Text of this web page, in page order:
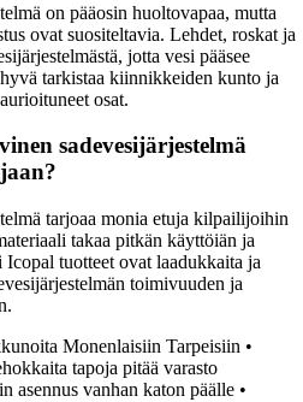
on pääosin huoltovapaa, mutta
ovat suositeltavia. Lehdet, roskat ja
jotta vesi pääsee
tarkistaa kiinnikkeiden kunto ja
osat.
sadevesijärjestelmä
tarjoaa monia etuja kilpailijoihin
takaa pitkän käyttöiän ja
tuotteet ovat laadukkaita ja
toimivuuden ja
Monenlaisiin Tarpeisiin •
tapoja pitää varasto
asennus vanhan katon päälle •